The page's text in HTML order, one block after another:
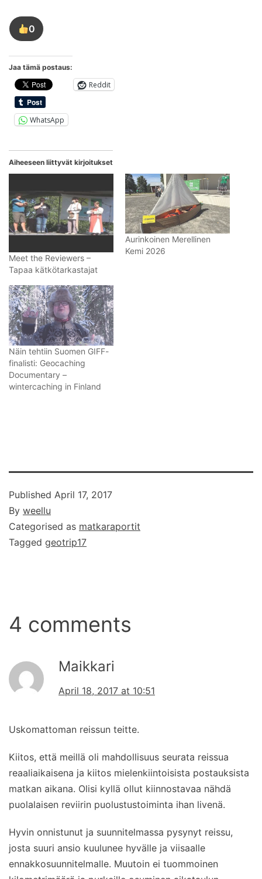
0
Tykkää
tästä
Jaa tämä postaus:
Reddit
WhatsApp
Aiheeseen liittyvät kirjoitukset
Meet the Reviewers –
Tapaa kätkötarkastajat
Aurinkoinen Merellinen
Kemi 2026
Näin tehtiin Suomen GIFF-
finalisti: Geocaching
Documentary –
wintercaching in Finland
Published April 17, 2017
By weellu
Categorised as matkaraportit
Tagged geotrip17
4 comments
Maikkari
April 18, 2017 at 10:51
Uskomattoman reissun teitte.
Kiitos, että meillä oli mahdollisuus seurata reissua
reaaliaikaisena ja kiitos mielenkiintoisista postauksista
matkan aikana. Olisi kyllä ollut kiinnostavaa nähdä
puolalaisen reviirin puolustustoiminta ihan livenä.
Hyvin onnistunut ja suunnitelmassa pysynyt reissu,
josta suuri ansio kuulunee hyvälle ja viisaalle
ennakkosuunnitelmalle. Muutoin ei tuommoinen